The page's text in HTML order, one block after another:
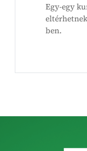
Egy-egy
ben.